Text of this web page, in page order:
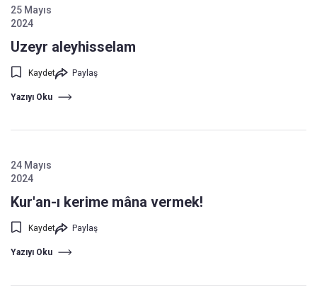
25 Mayıs
2024
Uzeyr aleyhisselam
Kaydet Paylaş
Yazıyı Oku
24 Mayıs
2024
Kur'an-ı kerime mâna vermek!
Kaydet Paylaş
Yazıyı Oku